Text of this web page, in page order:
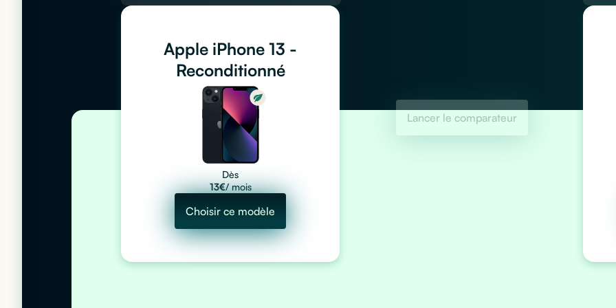
Apple iPhone 13 -
Reconditionné
Dès
13€/ mois
Choisir ce modèle
Lancer le comparateur